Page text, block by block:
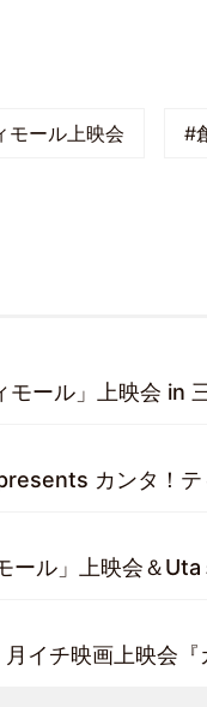
モール上映会 #
ール」上映会 in
カンタ！テ
ール」上映会＆
イチ映画上映会『